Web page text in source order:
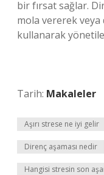
bir fırsat sağlar.
mola vererek
kullanarak
Tarih: Makaleler
Aşırı strese ne iyi gelir
Direnç aşaması nedir
Hangisi stresin son